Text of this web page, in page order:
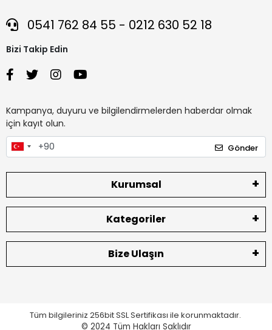
0541 762 84 55 - 0212 630 52 18
Bizi Takip Edin
Kampanya, duyuru ve bilgilendirmelerden haberdar olmak
için kayıt olun.
Gönder
Kurumsal
Kategoriler
Bize Ulaşın
Tüm bilgileriniz 256bit SSL Sertifikası ile korunmaktadır.
© 2024 Tüm Hakları Saklıdır